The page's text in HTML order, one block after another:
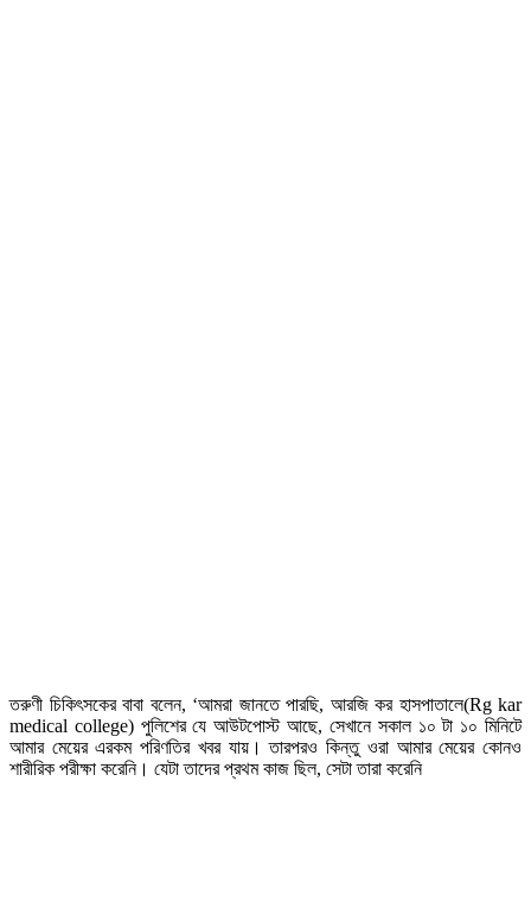
তরুণী চিকিৎসকের বাবা বলেন, ‘আমরা জানতে পারছি, আরজি কর হাসপাতালে(Rg kar
medical college) পুলিশের যে আউটপোস্ট আছে, সেখানে সকাল ১০ টা ১০ মিনিটে
আমার মেয়ের এরকম পরিণতির খবর যায়। তারপরও কিন্তু ওরা আমার মেয়ের কোনও
শারীরিক পরীক্ষা করেনি। যেটা তাদের প্রথম কাজ ছিল, সেটা তারা করেনি